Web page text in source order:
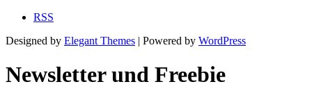
RSS
Designed by Elegant Themes | Powered by WordPress
Newsletter und Freebie